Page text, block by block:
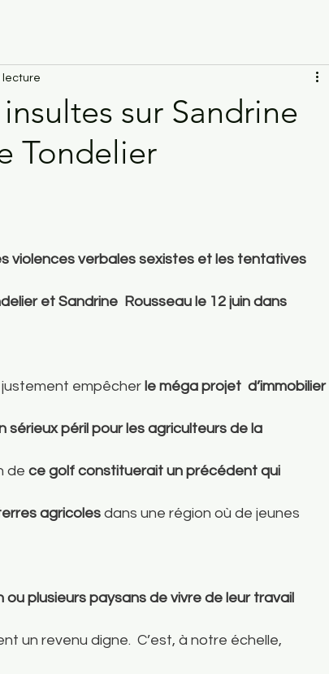
sur Sandrine
Tondelier
lecture
violences verbales sexistes et les tentatives
et Sandrine  Rousseau le 12 juin dans
justement empêcher le méga projet  d’immobilier
péril pour les agriculteurs de la
de ce golf constituerait un précédent qui
agricoles dans une région où de jeunes
plusieurs paysans de vivre de leur travail
un revenu digne.  C’est, à notre échelle,